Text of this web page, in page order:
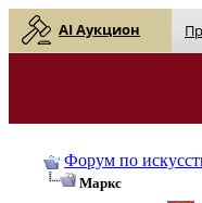
AI Аукцион
Форум по
Маркс